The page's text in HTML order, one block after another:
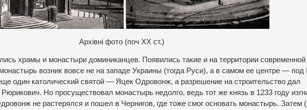
Архівні фото (поч ХХ ст.)
храмы и монастыри доминиканцев. Появились такие и на территории современной
возник вовсе не на западе Украины (тогда Руси), а в самом ее центре — под
один католический святой — Яцек Одровонж, а разрешение на строительство дал
Но просуществовал монастырь недолго, ведь тот же князь в 1233 году
не растерялся и пошел в Чернигов, где тоже смог основать монастырь. Затем